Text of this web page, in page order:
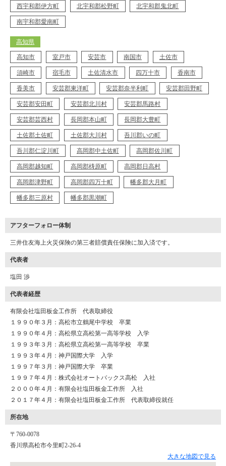
西宇和郡伊方町 北宇和郡松野町 北宇和郡鬼北町
南宇和郡愛南町
高知県
高知市 室戸市 安芸市 南国市 土佐市
須崎市 宿毛市 土佐清水市 四万十市 香南市
香美市 安芸郡東洋町 安芸郡奈半利町 安芸郡田野町
安芸郡安田町 安芸郡北川村 安芸郡馬路村
安芸郡芸西村 長岡郡本山町 長岡郡大豊町
土佐郡土佐町 土佐郡大川村 吾川郡いの町
吾川郡仁淀川町 高岡郡中土佐町 高岡郡佐川町
高岡郡越知町 高岡郡梼原町 高岡郡日高村
高岡郡津野町 高岡郡四万十町 幡多郡大月町
幡多郡三原村 幡多郡黒潮町
アフターフォロー体制
三井住友海上火災保険の第三者賠償責任保険に加入済です。
代表者
塩田 渉
代表者経歴
有限会社塩田板金工作所 代表取締役
１９９０年３月：高松市立鶴尾中学校 卒業
１９９０年４月：高松県立高松第一高等学校 入学
１９９３年３月：高松県立高松第一高等学校 卒業
１９９３年４月：神戸国際大学 入学
１９９７年３月：神戸国際大学 卒業
１９９７年４月：株式会社オートバックス高松 入社
２０００年４月：有限会社塩田板金工作所 入社
２０１７年４月：有限会社塩田板金工作所 代表取締役就任
所在地
〒760-0078
香川県高松市今里町2-26-4
大きな地図で見る